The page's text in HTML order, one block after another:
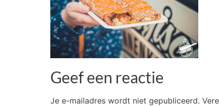
Geef een reactie
Je e-mailadres wordt niet gepubliceerd.